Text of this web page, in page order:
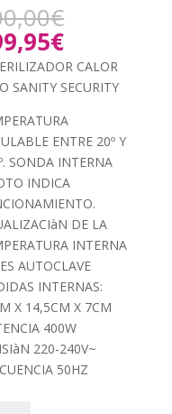
€
original
era:
900,00€.
€El
precio
actual
es:
399,95€.
CALOR
SANITY SECURITY
ENTRE 20º Y
SONDA INTERNA
INDICA
DE LA
INTERNA
AUTOCLAVE
INTERNAS:
X 14,5CM X 7CM
400W
220-240V~
50HZ